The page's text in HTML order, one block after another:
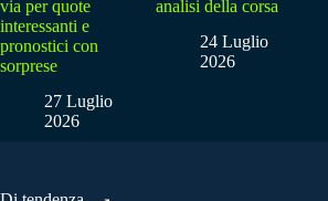
via per quote
interessanti e
pronostici con
sorprese
27 Luglio
2026
analisi della corsa
24 Luglio
2026